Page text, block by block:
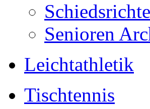
Senioren
Leichtathletik
Tischtennis